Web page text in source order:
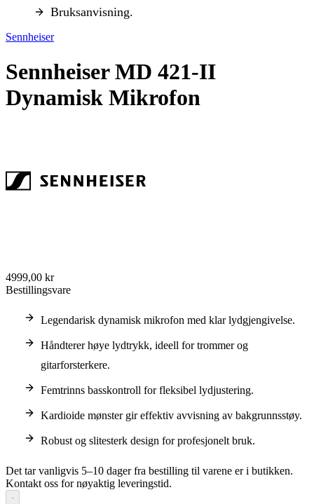
Bruksanvisning.
Sennheiser
Sennheiser MD 421-II
Dynamisk Mikrofon
4999,00 kr
Bestillingsvare
Legendarisk dynamisk mikrofon med klar lydgjengivelse.
Håndterer høye lydtrykk, ideell for trommer og
gitarforsterkere.
Femtrinns basskontroll for fleksibel lydjustering.
Kardioide mønster gir effektiv avvisning av bakgrunnsstøy.
Robust og slitesterk design for profesjonelt bruk.
Det tar vanligvis 5–10 dager fra bestilling til varene er i butikken.
Kontakt oss for nøyaktig leveringstid.
-